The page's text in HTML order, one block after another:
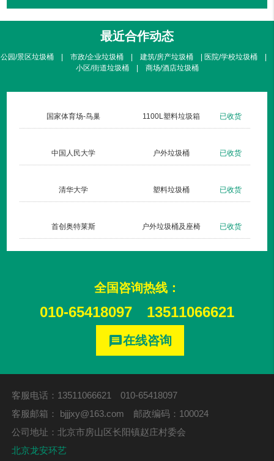
最近合作动态
公园/景区垃圾桶 | 市政/企业垃圾桶 | 建筑/房产垃圾桶 | 医院/学校垃圾桶 |
小区/街道垃圾桶 | 商场/酒店垃圾桶
国家体育场-鸟巢 1100L塑料垃圾箱 已收货
中国人民大学 户外垃圾桶 已收货
清华大学 塑料垃圾桶 已收货
首创奥特莱斯 户外垃圾桶及座椅 已收货
全国咨询热线：
010-65418097 13511066621
message在线咨询
客服电话：13511066621 010-65418097
客服邮箱： bjjjxy@163.com 邮政编码：100024
公司地址：北京市房山区长阳镇赵庄村委会
北京龙安环艺